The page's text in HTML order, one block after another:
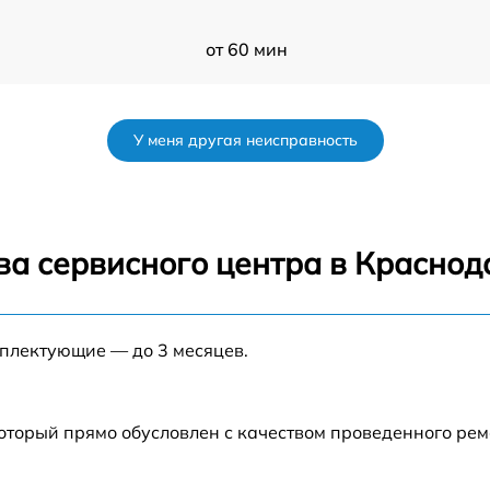
от 60 мин
от 60 мин
У меня другая неисправность
сервисного центра в
— до 3 месяцев.
прямо обусловлен с качеством проведенного